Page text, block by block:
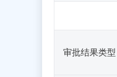
审批结果类型